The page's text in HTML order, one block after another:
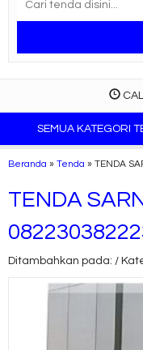
SEMUA KATEGORI
Beranda » Tenda » TENDA
TENDA
Ditambahkan pada: /